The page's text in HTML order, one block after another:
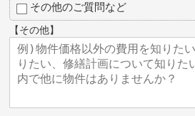
その他のご質問など
【その他】